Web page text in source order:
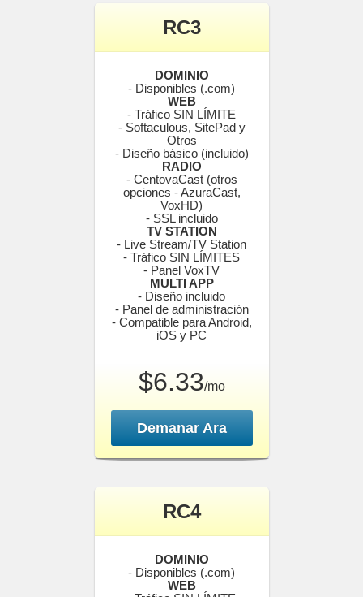
RC3
DOMINIO
- Disponibles (.com)
WEB
- Tráfico SIN LÍMITE
- Softaculous, SitePad y
Otros
- Diseño básico (incluido)
RADIO
- CentovaCast (otros
opciones - AzuraCast,
VoxHD)
- SSL incluido
TV STATION
- Live Stream/TV Station
- Tráfico SIN LÍMITES
- Panel VoxTV
MULTI APP
- Diseño incluido
- Panel de administración
- Compatible para Android,
iOS y PC
$6.33/mo
Demanar Ara
RC4
DOMINIO
- Disponibles (.com)
WEB